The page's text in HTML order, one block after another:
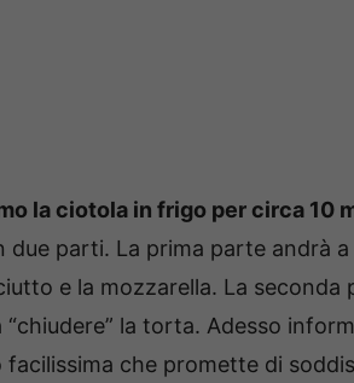
la ciotola in frigo per circa 10
due parti. La prima parte andrà
e la mozzarella. La
la torta. Adesso
facilissima che promette di